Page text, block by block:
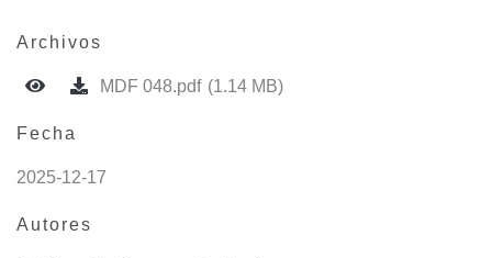
Archivos
MDF 048.pdf (1.14 MB)
Fecha
2025-12-17
Autores